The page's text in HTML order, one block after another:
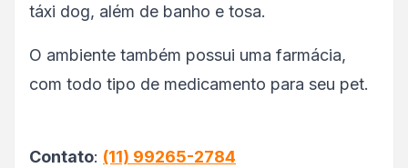
táxi dog, além de banho e tosa.
O ambiente também possui uma farmácia,
com todo tipo de medicamento para seu pet.
Contato: (11) 99265-2784